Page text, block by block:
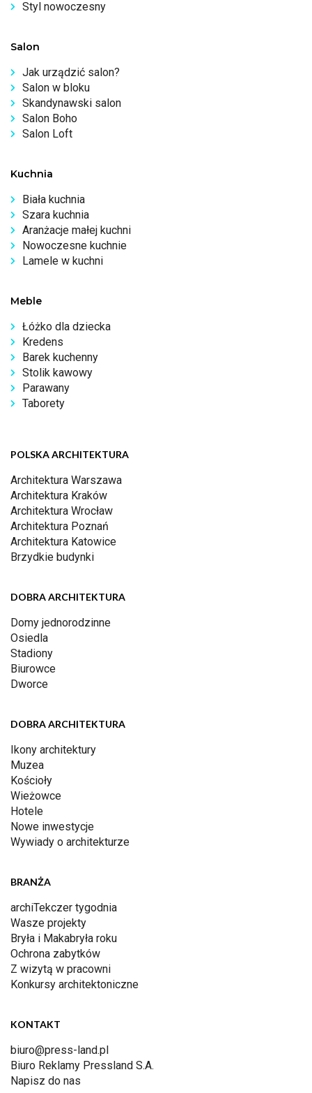
Styl nowoczesny
Salon
Jak urządzić salon?
Salon w bloku
Skandynawski salon
Salon Boho
Salon Loft
Kuchnia
Biała kuchnia
Szara kuchnia
Aranżacje małej kuchni
Nowoczesne kuchnie
Lamele w kuchni
Meble
Łóżko dla dziecka
Kredens
Barek kuchenny
Stolik kawowy
Parawany
Taborety
POLSKA ARCHITEKTURA
Architektura Warszawa
Architektura Kraków
Architektura Wrocław
Architektura Poznań
Architektura Katowice
Brzydkie budynki
DOBRA ARCHITEKTURA
Domy jednorodzinne
Osiedla
Stadiony
Biurowce
Dworce
DOBRA ARCHITEKTURA
Ikony architektury
Muzea
Kościoły
Wieżowce
Hotele
Nowe inwestycje
Wywiady o architekturze
BRANŻA
archiTekczer tygodnia
Wasze projekty
Bryła i Makabryła roku
Ochrona zabytków
Z wizytą w pracowni
Konkursy architektoniczne
KONTAKT
biuro@press-land.pl
Biuro Reklamy Pressland S.A.
Napisz do nas